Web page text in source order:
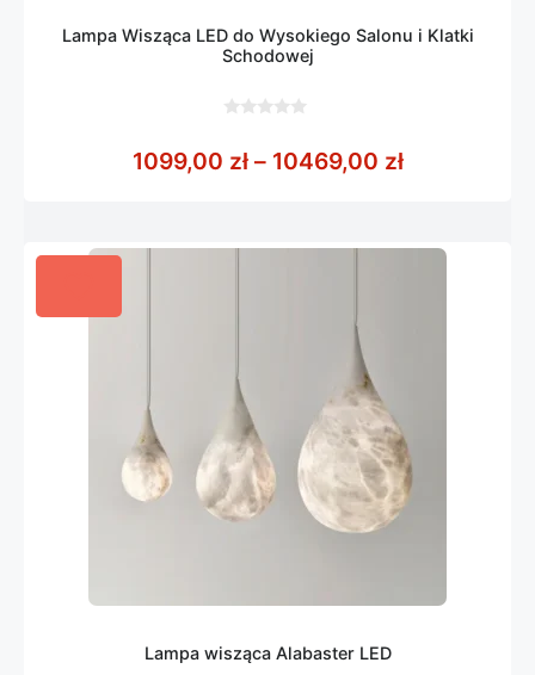
Lampa Wisząca LED do Wysokiego Salonu i Klatki
Schodowej
5
1099,00 zł – 10469,00 złZakres
Lampa wisząca Alabaster LED